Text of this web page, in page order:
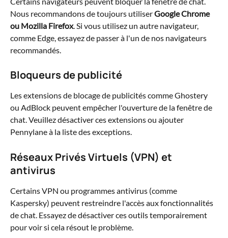
Nous recommandons de toujours utiliser Google Chrome
ou Mozilla Firefox. Si vous utilisez un autre navigateur,
comme Edge, essayez de passer à l'un de nos navigateurs
recommandés.
Bloqueurs de publicité
Les extensions de blocage de publicités comme Ghostery
ou AdBlock peuvent empêcher l'ouverture de la fenêtre de
chat. Veuillez désactiver ces extensions ou ajouter
Pennylane à la liste des exceptions.
Réseaux Privés Virtuels (VPN) et
antivirus
Certains VPN ou programmes antivirus (comme
Kaspersky) peuvent restreindre l'accès aux fonctionnalités
de chat. Essayez de désactiver ces outils temporairement
pour voir si cela résout le problème.